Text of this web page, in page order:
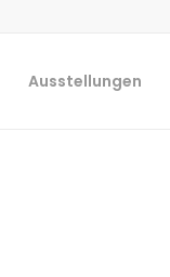
Ausstellungen